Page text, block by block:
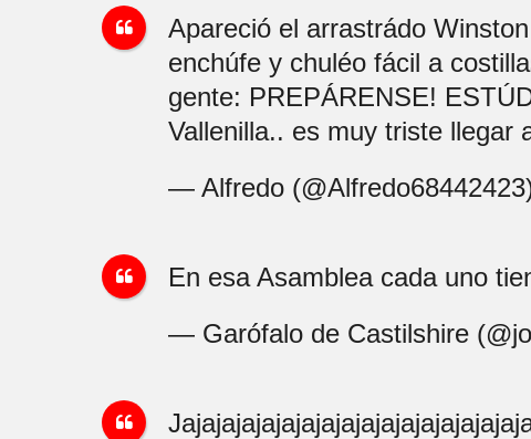
Apareció el arrastrádo
enchúfe y chuléo fácil a
gente: PREPÁRENSE!
Vallenilla.. es muy triste llegar
— Alfredo
En esa Asamblea cada uno
— Garófalo de Castilshire